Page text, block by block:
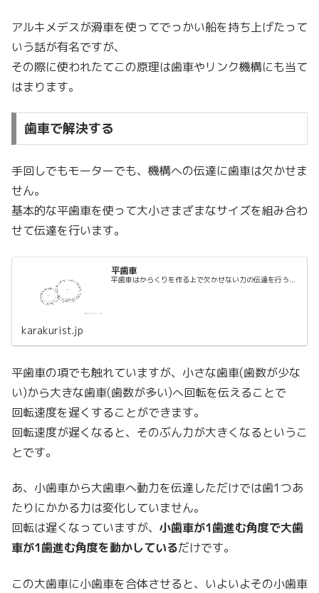
アルキメデスが滑車を使ってでっかい船を持ち上げたって
いう話が有名ですが、
その際に使われたてこの原理は歯車やリンク機構にも当て
はまります。
歯車で解決する
手回しでもモーターでも、機構への伝達に歯車は欠かせま
せん。
基本的な平歯車を使って大小さまざまなサイズを組み合わ
せて伝達を行います。
平歯車
平歯車はからくりを作る上で欠かせない力の伝達を行う...
karakurist.jp
平歯車の項でも触れていますが、小さな歯車(歯数が少な
い)から大きな歯車(歯数が多い)へ回転を伝えることで
回転速度を遅くすることができます。
回転速度が遅くなると、そのぶん力が大きくなるというこ
とです。
あ、小歯車から大歯車へ動力を伝達しただけでは歯1つあ
たりにかかる力は変化していません。
回転は遅くなっていますが、 小歯車が1歯進む角度で大歯
車が1歯進む角度を動かしているだけです。
この大歯車に小歯車を合体させると、いよいよその小歯車